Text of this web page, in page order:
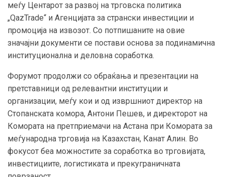
меѓу Центарот за развој на трговска политика
„QazTrade“ и Агенцијата за странски инвестиции и
промоција на извозот. Со потпишаните на овие
значајни документи се постави основа за подинамична
институционална и деловна соработка.
Форумот продолжи со обраќања и презентации на
претставници од релевантни институции и
организации, меѓу кои и од извршниот директор на
Стопанската комора, Антони Пешев, и директорот на
Комората на претприемачи на Астана при Комората за
меѓународна трговија на Казахстан, Канат Алин. Во
фокусот беа можностите за соработка во трговијата,
инвестициите, логистиката и прекуграничната